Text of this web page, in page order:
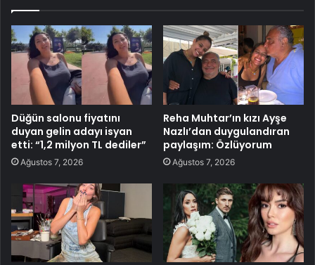
Düğün salonu fiyatını
duyan gelin adayı isyan
etti: “1,2 milyon TL dediler”
Ağustos 7, 2026
Reha Muhtar’ın kızı Ayşe
Nazlı’dan duygulandıran
paylaşım: Özlüyorum
Ağustos 7, 2026